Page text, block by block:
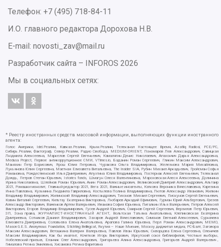
Телефон: +7 (495) 718-84-11
И.О. главного редактора Дорохова Н.В.
E-mail: novosti_zav@mail.ru
Разработчик сайта –
INFOROS 2026
Мы в социальных сетях:
* Реестр иностранных средств массовой информации, выполняющих функции иностранного
агента:
Голос Америки, Idel.Реалии, Кавказ.Реалии, Крым.Реалии, Телеканал Настоящее Время, Azatliq Radiosi, PCE/PC,
Сибирь.Реалии, Фактограф, Север.Реалии, Радио Свобода, MEDIUM-ORIENT, Пономарев Лев Александрович, Савицкая
Людмила Алексеевна, Маркелов Сергей Евгеньевич, Камалягин Денис Николаевич, Апахончич Дарья Александровна,
Medusa Project, Первое антикоррупционное СМИ, VTimes.io, Баданин Роман Сергеевич, Гликин Максим Александрович,
Маняхин Петр Борисович, Ярош Юлия Петровна, Чуракова Ольга Владимировна, Железнова Мария Михайловна,
Лукьянова Юлия Сергеевна, Маетная Елизавета Витальевна, The Insider SIA, Рубин Михаил Аркадьевич, Гройсман Софья
Романовна, Рождественский Илья Дмитриевич, Апухтина Юлия Владимировна, Постернак Алексей Евгеньевич, Телеканал
Дождь, Петров Степан Юрьевич, Istories fonds, Шмагун Олеся Валентиновна, Мароховская Алеся Алексеевна, Долинина
Ирина Николаевна, Шлейнов Роман Юрьевич, Анин Роман Александрович, Великовский Дмитрий Александрович, Альтаир
2021, Ромашки монолит, Главный редактор 2021, Вега 2021, Важные иноагенты, Каткова Вероника Вячеславовна, Карезина
Инна Павловна, Кузьмина Людмила Гавриловна, Костылева Полина Владимировна, Лютов Александр Иванович, Жилкин
Владимир Владимирович, Жилинский Владимир Александрович, Тихонов Михаил Сергеевич, Пискунов Сергей Евгеньевич,
Ковин Виталий Сергеевич, Кильтау Екатерина Викторовна, Любарев Аркадий Ефимович, Гурман Юрий Альбертович, Грезев
Александр Викторович, Важенков Артем Валерьевич, Иванова София Юрьевна, Пигалкин Илья Валерьевич, Петров Алексей
Викторович, Егоров Владимир Владимирович, Гусев Андрей Юрьевич, Смирнов Сергей Сергеевич, Верзилов Петр Юрьевич,
ЗП, Зона права, ЖУРНАЛИСТ-ИНОСТРАННЫЙ АГЕНТ, Вольтская Татьяна Анатольевна, Клепиковская Екатерина
Дмитриевна, Сотников Даниил Владимирович, Захаров Андрей Вячеславович, Симонов Евгений Алексеевич, Сурначева
Елизавета Дмитриевна, Соловьева Елена Анатольевна, Арапова Галина Юрьевна, Перл Роман Александрович, МЕМО,
Mason G.E.S. Anonymous Foundation, Stichting Bellingcat, Якутия – Наше Мнение, Москоу диджитал медиа, РС-Балт, Заговора
Максим Александрович, Ветошкина Валерия Валерьевна, Павлов Иван Юрьевич, Скворцова Елена Сергеевна, Оленичев
Максим Владимирович, Как бы инагент, Кочетков Игорь Викторович, Иркутский союз библиофилов, Честные выборы,
Нобелевский призыв, Еланчик Олег Александрович, Григорьева Алина Александровна, Григорьев Андрей Валерьевич ,
Гималова Регина Эмилевна, Хисамова Регина Фаритовна